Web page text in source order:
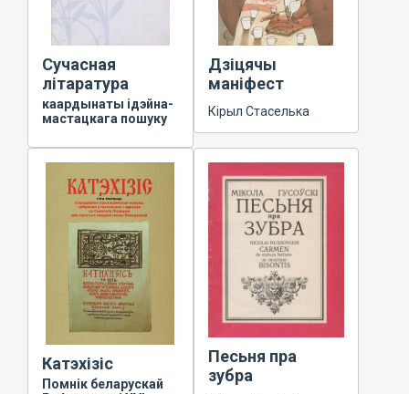
Сучасная
літаратура
каардынаты ідэйна-
мастацкага пошуку
Дзіцячы
маніфест
Кірыл Стаселька
Катэхізіс
Помнік беларускай
Песьня пра
зубра